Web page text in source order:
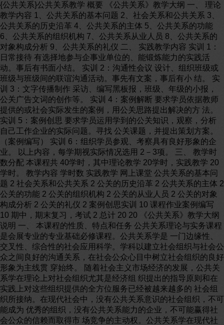
{公共关系}公共关系教学 概要 《公共关系》教学大纲 一、 理论
教学内容 1、公共关系的基本问题 2、社会关系和公共关系 3、
公共关系的历史沿革 4、公共关系的主体 5、公共关系的功能
6、公共关系的组织机构 7、公共关系从业人员 8、公共关系的
对象构成分析 9、公共关系的礼仪 二、 实践教学内容 实训 1：
日常接待 有选择地参与企事业单位的、能锻炼能力的实践活
动。事后有书面小结。 实训 2：沟通性会议 设计、组织班级或
班级与班级间的联谊沟通活动。事先有文案，事后有小 结。 实
训 3：文字传播制作 采访、编写黑板报，班级、年级的小报，
公关广告文词的创作等。 实训 4：案例解断 要求学员依据教师
提供的或社会实际发生的案例，用公关思路提出解决的方 法。
实训 5：案例创思 要求学员运用学到的公关知识，观察，分析
自己工作企业的实际问题。寻找 公关课题，并提出策划方案。
（案例编写） 实训 6：组织学员参观、考察具有良好形象的企
业。 以上内容，每学期视实际情况选用 2－3项。 三、 教学时
数分配 本课程共 40学时，其中理论教学 20学时，实践教学 20
学时。 教学内容 学时数 实践教学 网上课堂 公共关系的基本问
题 2 社会关系和公共关系 2 公关的历史沿革 2 公共关系的主体 2
公关的功能 2 公关的组织机构 2 公关的从业人员 2 公关的对象
构成分析 2 公关的礼仪 2 案例创思实训 10 课程作业案例编写
10 期中，期末复习，考试 2 总计 20 20 《公共关系》教学大纲
说明 一、 本课程的性质、特点和任务 公共关系理论与实务课程
是会展专业的专业基础必修课程。公共关系学是 一门边缘性、
交叉性、综合性的社会应用科学。学科以建立社会组织与社会公
众之间良好的沟通关系，在社会公众心目中树立社会组织的良好
形象为主线贯 穿始终。 随着社会主义市场经济的发展，公共关
系学在理论上对社会组织尤其是经济组 织提出的指导原则和在
实践上对这些组织提供的全方位服务已经被越来越多的 社会组
织所接纳。在现代社会中，没有公共关系意识的社会组织，不可
能成为 优秀的组织，没有公共关系能力的企业，不可能赢得社
会公众的信赖而取得市 场竞争的主动权。公共关系学在现代社